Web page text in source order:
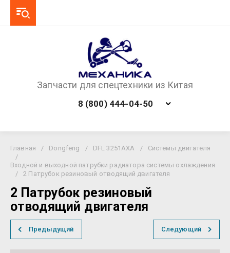
Запчасти для спецтехники из Китая
8 (800) 444-04-50
Главная / Dongfeng / DFL 3251AXA /
Системы двигателя
/
Входной и выходной патрубки радиатора системы охлаждения
/
2 Патрубок резиновый отводящий двигателя
2 Патрубок резиновый
отводящий двигателя
Предыдущий Следующий